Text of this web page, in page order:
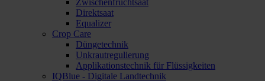
Zwischenfruchtsaat
Direktsaat
Equalizer
Crop Care
Düngetechnik
Unkrautregulierung
Applikationstechnik für Flüssigkeiten
IQBlue - Digitale Landtechnik